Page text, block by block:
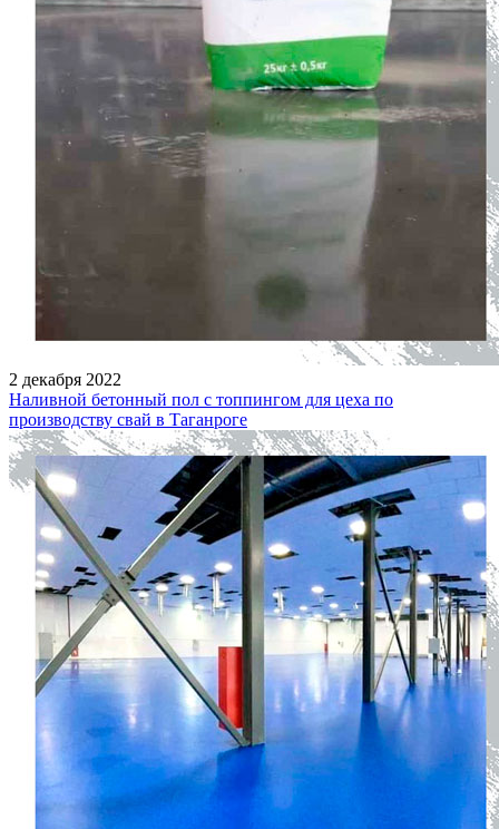
2 декабря 2022
Наливной бетонный пол с топпингом для цеха по
производству свай в Таганроге